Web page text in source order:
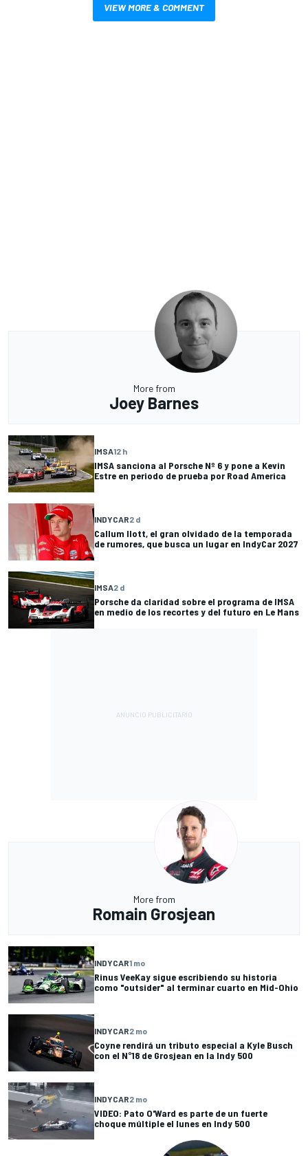
VIEW MORE & COMMENT
More from
Joey Barnes
IMSA12 h
IMSA sanciona al Porsche Nº 6 y pone a Kevin
Estre en periodo de prueba por Road America
INDYCAR2 d
Callum Ilott, el gran olvidado de la temporada
de rumores, que busca un lugar en IndyCar 2027
IMSA2 d
Porsche da claridad sobre el programa de IMSA
en medio de los recortes y del futuro en Le Mans
More from
Romain Grosjean
INDYCAR1 mo
Rinus VeeKay sigue escribiendo su historia
como "outsider" al terminar cuarto en Mid-Ohio
INDYCAR2 mo
Coyne rendirá un tributo especial a Kyle Busch
con el N°18 de Grosjean en la Indy 500
INDYCAR2 mo
VIDEO: Pato O'Ward es parte de un fuerte
choque múltiple el lunes en Indy 500